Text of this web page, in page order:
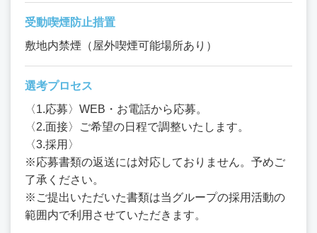
受動喫煙防止措置
敷地内禁煙（屋外喫煙可能場所あり）
選考プロセス
〈1.応募〉WEB・お電話から応募。
〈2.面接〉ご希望の日程で調整いたします。
〈3.採用〉
※応募書類の返送には対応しておりません。予めご
了承ください。
※ご提出いただいた書類は当グループの採用活動の
範囲内で利用させていただきます。